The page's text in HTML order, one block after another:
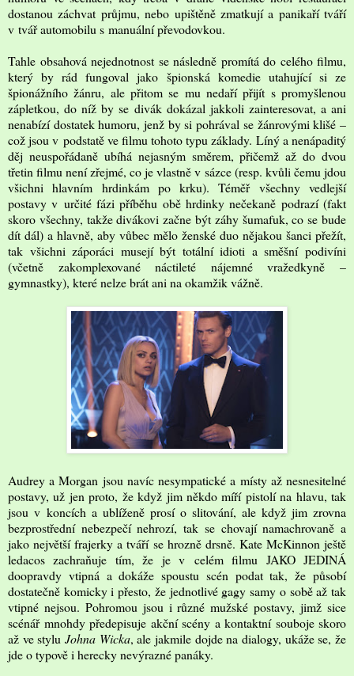
dostanou záchvat průjmu, nebo upištěně zmatkují a panikaří tváří
v tvář automobilu s manuální převodovkou.
Tahle obsahová nejednotnost se následně promítá do celého filmu,
který by rád fungoval jako špionská komedie utahující si ze
špionážního žánru, ale přitom se mu nedaří přijít s promyšlenou
zápletkou, do níž by se divák dokázal jakkoli zainteresovat, a ani
nenabízí dostatek humoru, jenž by si pohrával se žánrovými klišé –
což jsou v podstatě ve filmu tohoto typu základy. Líný a nenápaditý
děj neuspořádaně ubíhá nejasným směrem, přičemž až do dvou
třetin filmu není zřejmé, co je vlastně v sázce (resp. kvůli čemu jdou
všichni hlavním hrdinkám po krku). Téměř všechny vedlejší
postavy v určité fázi příběhu obě hrdinky nečekaně podrazí (fakt
skoro všechny, takže divákovi začne být záhy šumafuk, co se bude
dít dál) a hlavně, aby vůbec mělo ženské duo nějakou šanci přežít,
tak všichni záporáci musejí být totální idioti a směšní podivíni
(včetně zakomplexované náctileté nájemné vražedkyně –
gymnastky), které nelze brát ani na okamžik vážně.
Audrey a Morgan jsou navíc nesympatické a místy až nesnesitelné
postavy, už jen proto, že když jim někdo míří pistolí na hlavu, tak
jsou v koncích a ublíženě prosí o slitování, ale když jim zrovna
bezprostřední nebezpečí nehrozí, tak se chovají namachrovaně a
jako největší frajerky a tváří se hrozně drsně. Kate McKinnon ještě
ledacos zachraňuje tím, že je v celém filmu JAKO JEDINÁ
doopravdy vtipná a dokáže spoustu scén podat tak, že působí
dostatečně komicky i přesto, že jednotlivé gagy samy o sobě až tak
vtipné nejsou. Pohromou jsou i různé mužské postavy, jimž sice
scénář mnohdy předepisuje akční scény a kontaktní souboje skoro
až ve stylu Johna Wicka, ale jakmile dojde na dialogy, ukáže se, že
jde o typově i herecky nevýrazné panáky.